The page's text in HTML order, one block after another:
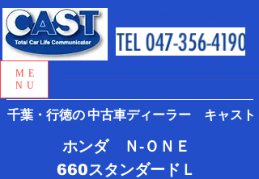
千葉・行徳の中古車ディーラー キャスト
ME
NU
ホンダ Ｎ‐ＯＮＥ
660スタンダードＬ